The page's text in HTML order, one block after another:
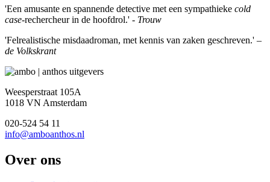
'Een amusante en spannende detective met een sympathieke cold
case-rechercheur in de hoofdrol.' - Trouw
'Felrealistische misdaadroman, met kennis van zaken geschreven.' –
de Volkskrant
Weesperstraat 105A
1018 VN Amsterdam
020-524 54 11
info@amboanthos.nl
Over ons